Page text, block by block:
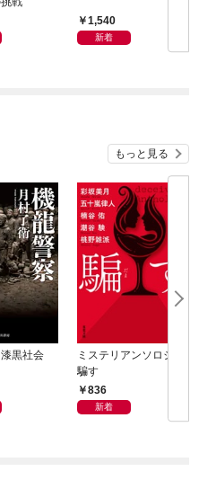
1,540
新着
もっと見る
黒社会
ミステリアンソロジー
騙す
836
新着